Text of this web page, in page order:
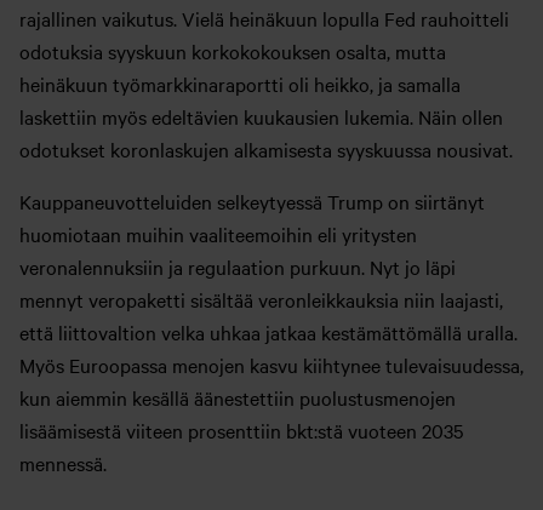
rajallinen vaikutus. Vielä heinäkuun lopulla Fed rauhoitteli
odotuksia syyskuun korkokokouksen osalta, mutta
heinäkuun työmarkkinaraportti oli heikko, ja samalla
laskettiin myös edeltävien kuukausien lukemia. Näin ollen
odotukset koronlaskujen alkamisesta syyskuussa nousivat.
Kauppaneuvotteluiden selkeytyessä Trump on siirtänyt
huomiotaan muihin vaaliteemoihin eli yritysten
veronalennuksiin ja regulaation purkuun. Nyt jo läpi
mennyt veropaketti sisältää veronleikkauksia niin laajasti,
että liittovaltion velka uhkaa jatkaa kestämättömällä uralla.
Myös Euroopassa menojen kasvu kiihtynee tulevaisuudessa,
kun aiemmin kesällä äänestettiin puolustusmenojen
lisäämisestä viiteen prosenttiin bkt:stä vuoteen 2035
mennessä.